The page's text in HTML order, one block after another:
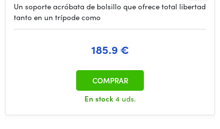
Un soporte acróbata de bolsillo que ofrece total libertad
tanto en un trípode como
185.9 €
En stock4 uds.
COMPRAR